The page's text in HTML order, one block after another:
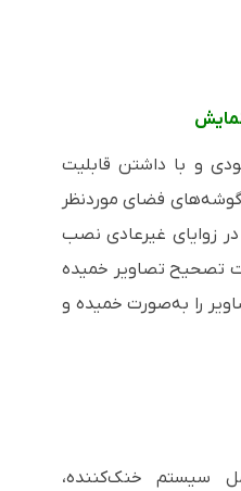
و با داشتن قابلیت
فضای موردنظر
زوایای غیرعادی نصب
تصحیح تصاویر خمیده
را به‌صورت خمیده و
سیستم خنک‌کننده،